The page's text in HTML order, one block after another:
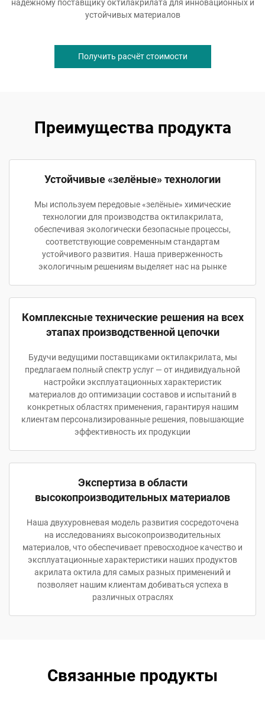
надёжному поставщику октилакрилата для инновационных и
устойчивых материалов
Получить расчёт стоимости
Преимущества продукта
Устойчивые «зелёные» технологии
Мы используем передовые «зелёные» химические
технологии для производства октилакрилата,
обеспечивая экологически безопасные процессы,
соответствующие современным стандартам
устойчивого развития. Наша приверженность
экологичным решениям выделяет нас на рынке
Комплексные технические решения на всех
этапах производственной цепочки
Будучи ведущими поставщиками октилакрилата, мы
предлагаем полный спектр услуг — от индивидуальной
настройки эксплуатационных характеристик
материалов до оптимизации составов и испытаний в
конкретных областях применения, гарантируя нашим
клиентам персонализированные решения, повышающие
эффективность их продукции
Экспертиза в области
высокопроизводительных материалов
Наша двухуровневая модель развития сосредоточена
на исследованиях высокопроизводительных
материалов, что обеспечивает превосходное качество и
эксплуатационные характеристики наших продуктов
акрилата октила для самых разных применений и
позволяет нашим клиентам добиваться успеха в
различных отраслях
Связанные продукты